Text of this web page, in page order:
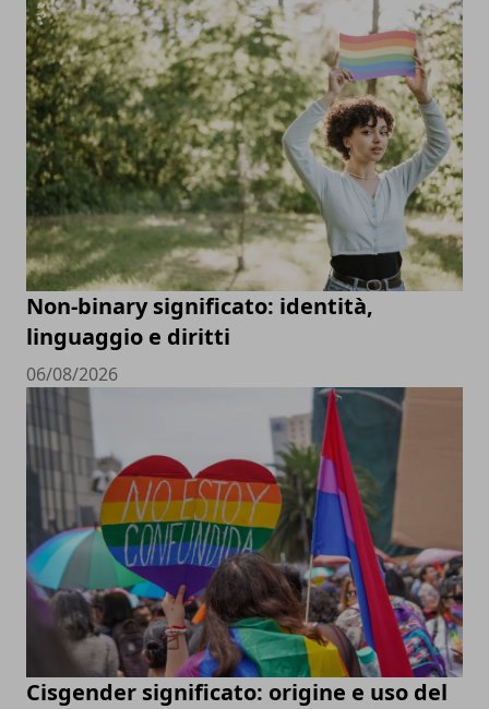
Non-binary significato: identità,
linguaggio e diritti
06/08/2026
Cisgender significato: origine e uso del